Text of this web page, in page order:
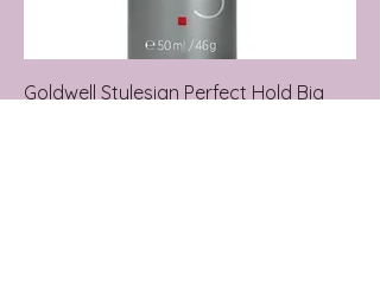
Goldwell Stylesign Perfect Hold Big